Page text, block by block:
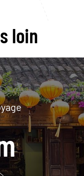
loin